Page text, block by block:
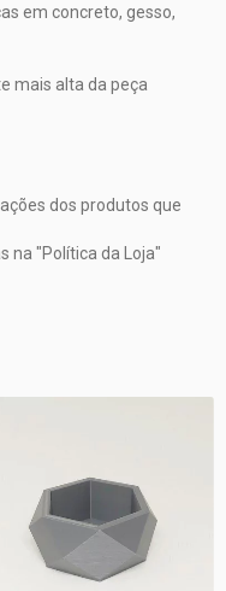
em concreto, gesso,
mais alta da peça
dos produtos que
na "Política da Loja"